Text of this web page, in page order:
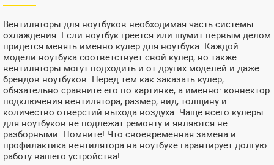
Вентиляторы для ноутбуков необходимая часть системы
охлаждения. Если ноутбук греется или шумит первым делом
придется менять именно кулер для ноутбука. Каждой
модели ноутбука соответствует свой кулер, но также
вентиляторы могут подходить и от других моделей и даже
брендов ноутбуков. Перед тем как заказать кулер,
обязательно сравните его по картинке, а именно: коннектор
подключения вентилятора, размер, вид, толщину и
количество отверстий выхода воздуха. Чаще всего кулеры
для ноутбуков не подлежат ремонту и являются не
разборными. Помните! Что своевременная замена и
профилактика вентилятора на ноутбуке гарантирует долгую
работу вашего устройства!